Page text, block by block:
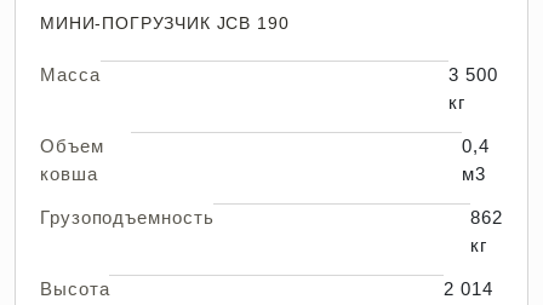
МИНИ-ПОГРУЗЧИК JCB 190
Масса
3 500
кг
Объем
ковша
0,4
м3
Грузоподъемность
862
кг
Высота
2 014